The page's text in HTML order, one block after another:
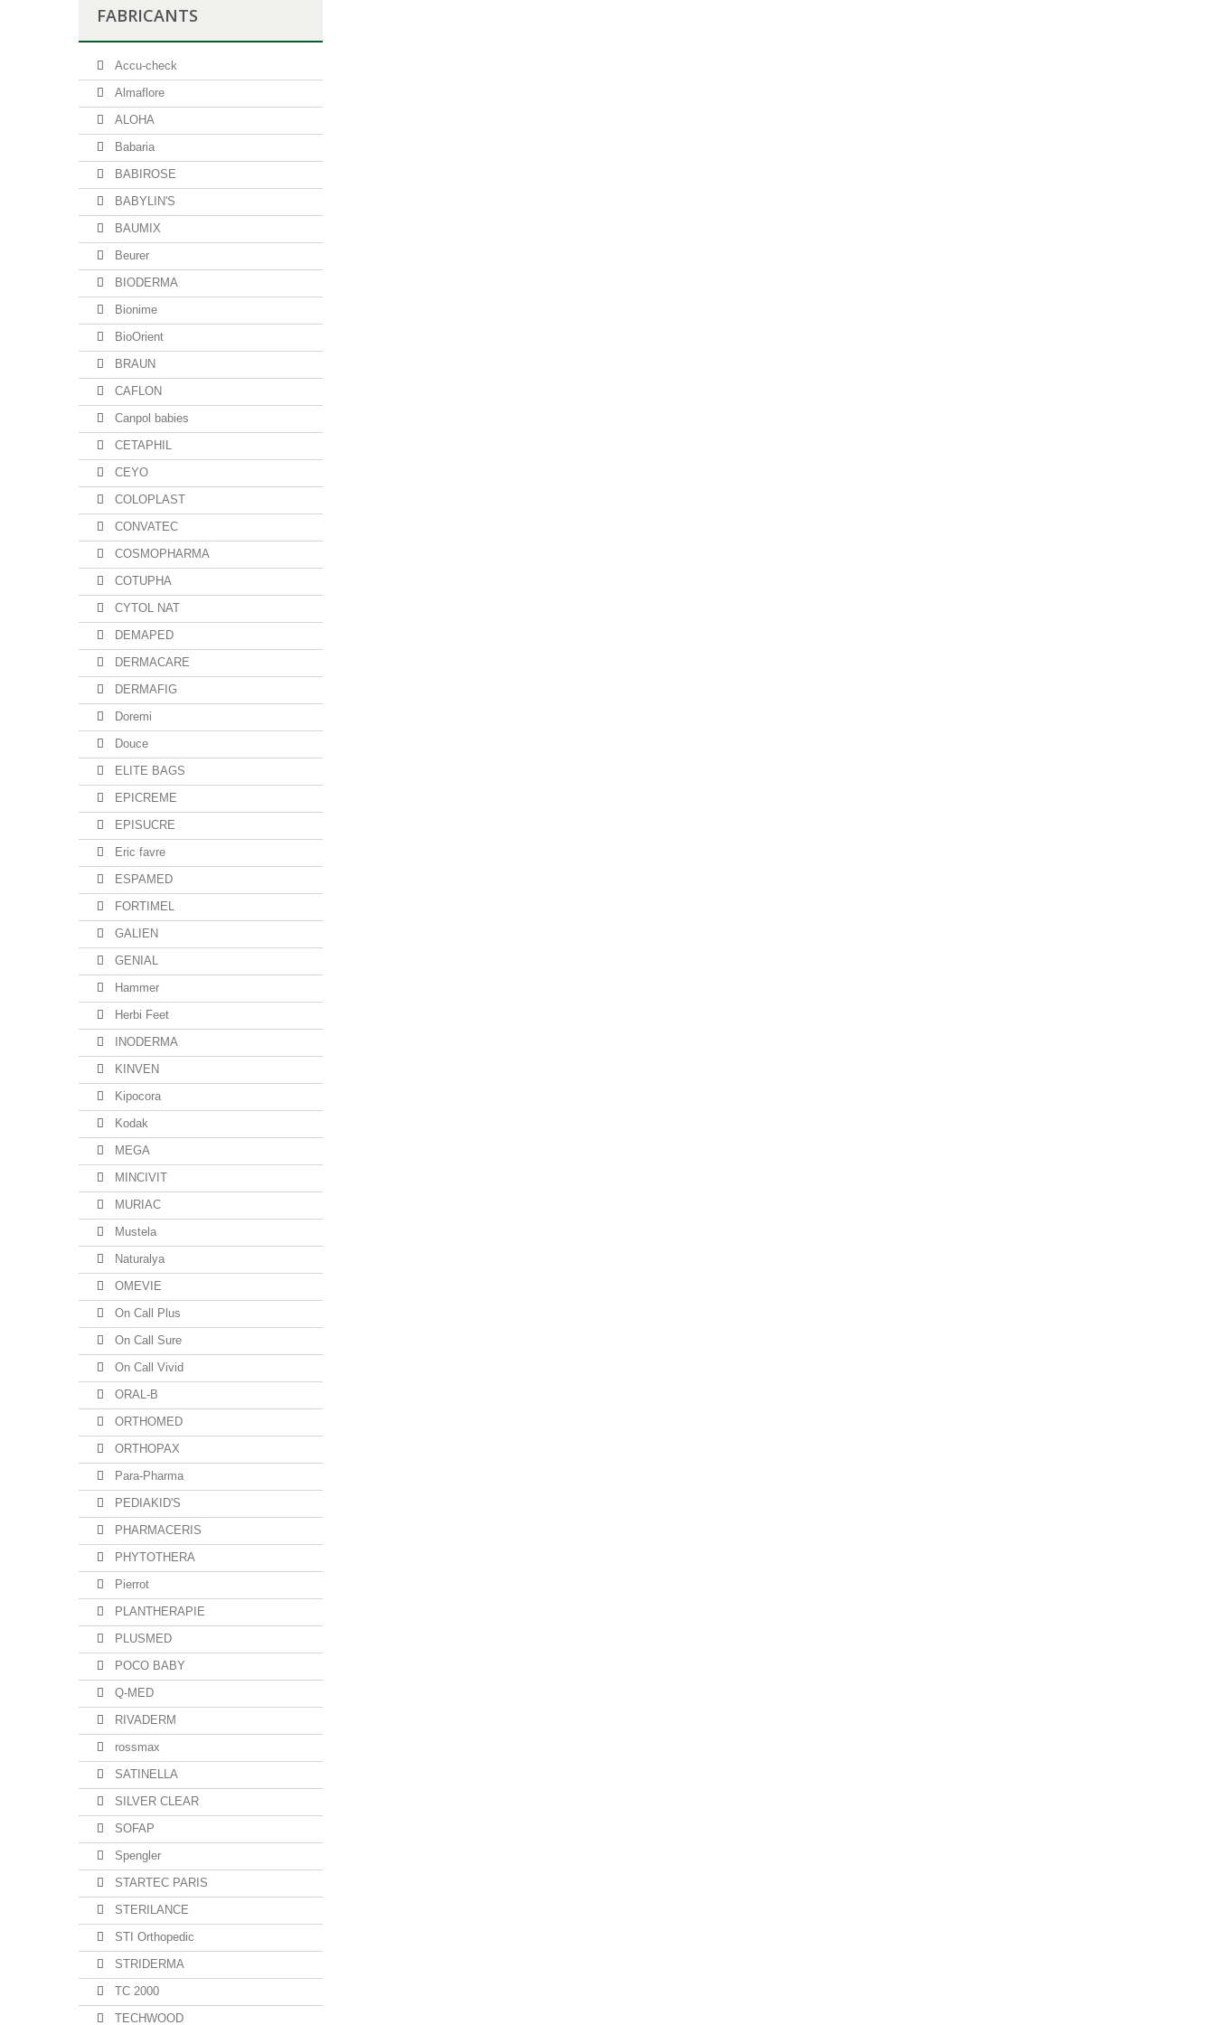
FABRICANTS
Accu-check
Almaflore
ALOHA
Babaria
BABIROSE
BABYLIN'S
BAUMIX
Beurer
BIODERMA
Bionime
BioOrient
BRAUN
CAFLON
Canpol babies
CETAPHIL
CEYO
COLOPLAST
CONVATEC
COSMOPHARMA
COTUPHA
CYTOL NAT
DEMAPED
DERMACARE
DERMAFIG
Doremi
Douce
ELITE BAGS
EPICREME
EPISUCRE
Eric favre
ESPAMED
FORTIMEL
GALIEN
GENIAL
Hammer
Herbi Feet
INODERMA
KINVEN
Kipocora
Kodak
MEGA
MINCIVIT
MURIAC
Mustela
Naturalya
OMEVIE
On Call Plus
On Call Sure
On Call Vivid
ORAL-B
ORTHOMED
ORTHOPAX
Para-Pharma
PEDIAKID'S
PHARMACERIS
PHYTOTHERA
Pierrot
PLANTHERAPIE
PLUSMED
POCO BABY
Q-MED
RIVADERM
rossmax
SATINELLA
SILVER CLEAR
SOFAP
Spengler
STARTEC PARIS
STERILANCE
STI Orthopedic
STRIDERMA
TC 2000
TECHWOOD